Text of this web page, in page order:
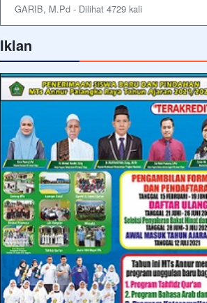
GARIB, M.Pd - Dilihat 4729 kali
Iklan